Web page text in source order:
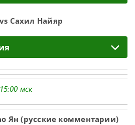
Сахил Найяр
мск
Ян (русские комментарии)